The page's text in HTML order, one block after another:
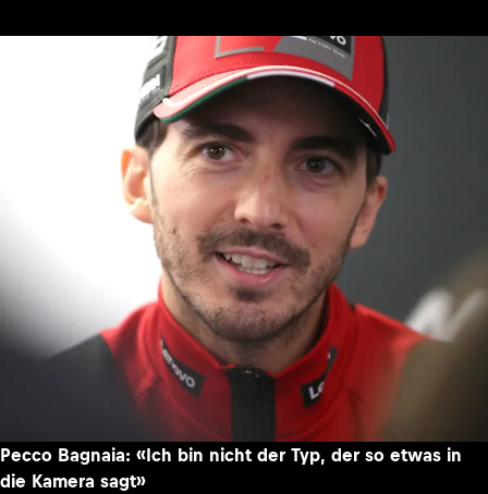
Pecco Bagnaia: «Ich bin nicht der Typ, der so etwas in
die Kamera sagt»